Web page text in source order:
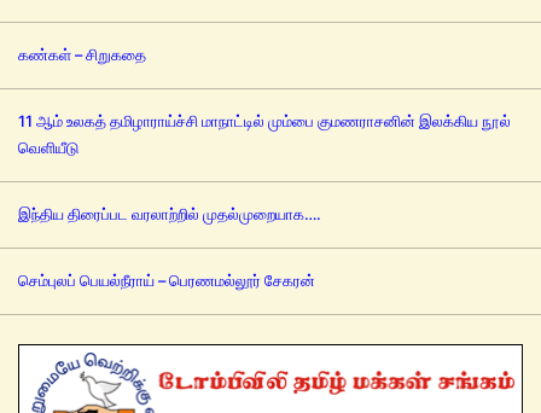
கண்கள் – சிறுகதை
11 ஆம் உலகத் தமிழாராய்ச்சி மாநாட்டில் மும்பை குமணராசனின் இலக்கிய நூல்
வெளியீடு
இந்திய திரைப்பட வரலாற்றில் முதல்முறையாக….
செம்புலப் பெயல்நீராய் – பெரணமல்லூர் சேகரன்